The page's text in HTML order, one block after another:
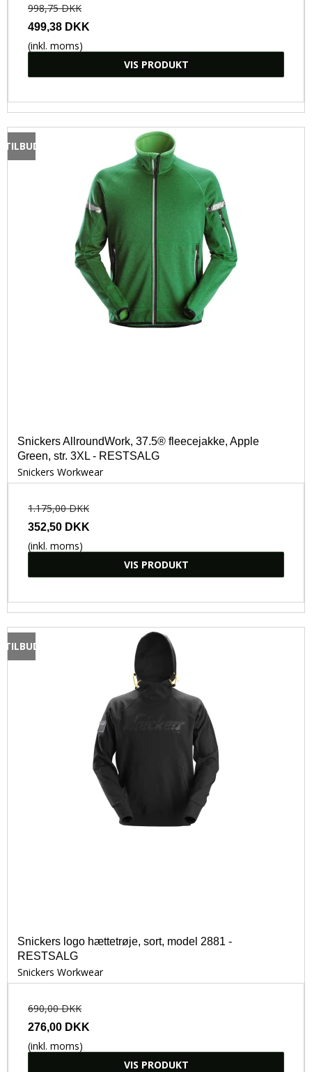
998,75 DKK
499,38 DKK
(inkl. moms)
VIS PRODUKT
TILBUD
Snickers AllroundWork, 37.5® fleecejakke, Apple
Green, str. 3XL - RESTSALG
Snickers Workwear
1.175,00 DKK
352,50 DKK
(inkl. moms)
VIS PRODUKT
TILBUD
Snickers logo hættetrøje, sort, model 2881 -
RESTSALG
Snickers Workwear
690,00 DKK
276,00 DKK
(inkl. moms)
VIS PRODUKT